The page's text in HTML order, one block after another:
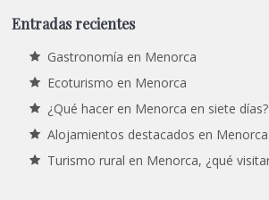
Entradas recientes
Gastronomía en Menorca
Ecoturismo en Menorca
¿Qué hacer en Menorca en siete días?
Alojamientos destacados en Menorca
Turismo rural en Menorca, ¿qué